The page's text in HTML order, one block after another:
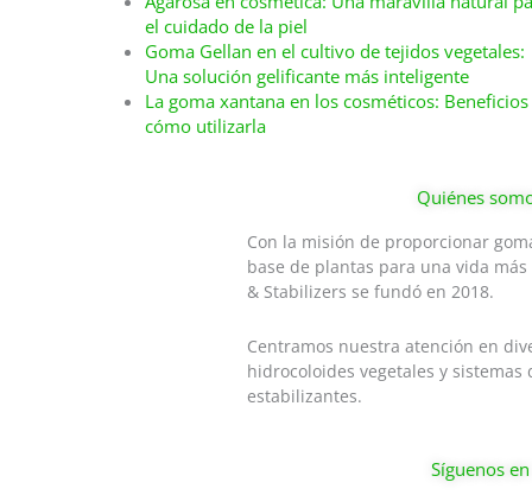
el cuidado de la piel
Goma Gellan en el cultivo de tejidos vegetales:
Una solución gelificante más inteligente
La goma xantana en los cosméticos:
cómo utilizarla
Quiénes
Con la misión de proporcionar
base de plantas para una vida
& Stabilizers se fundó en 2018.
Centramos nuestra atención en
hidrocoloides vegetales y sistemas
estabilizantes.
Síguenos en